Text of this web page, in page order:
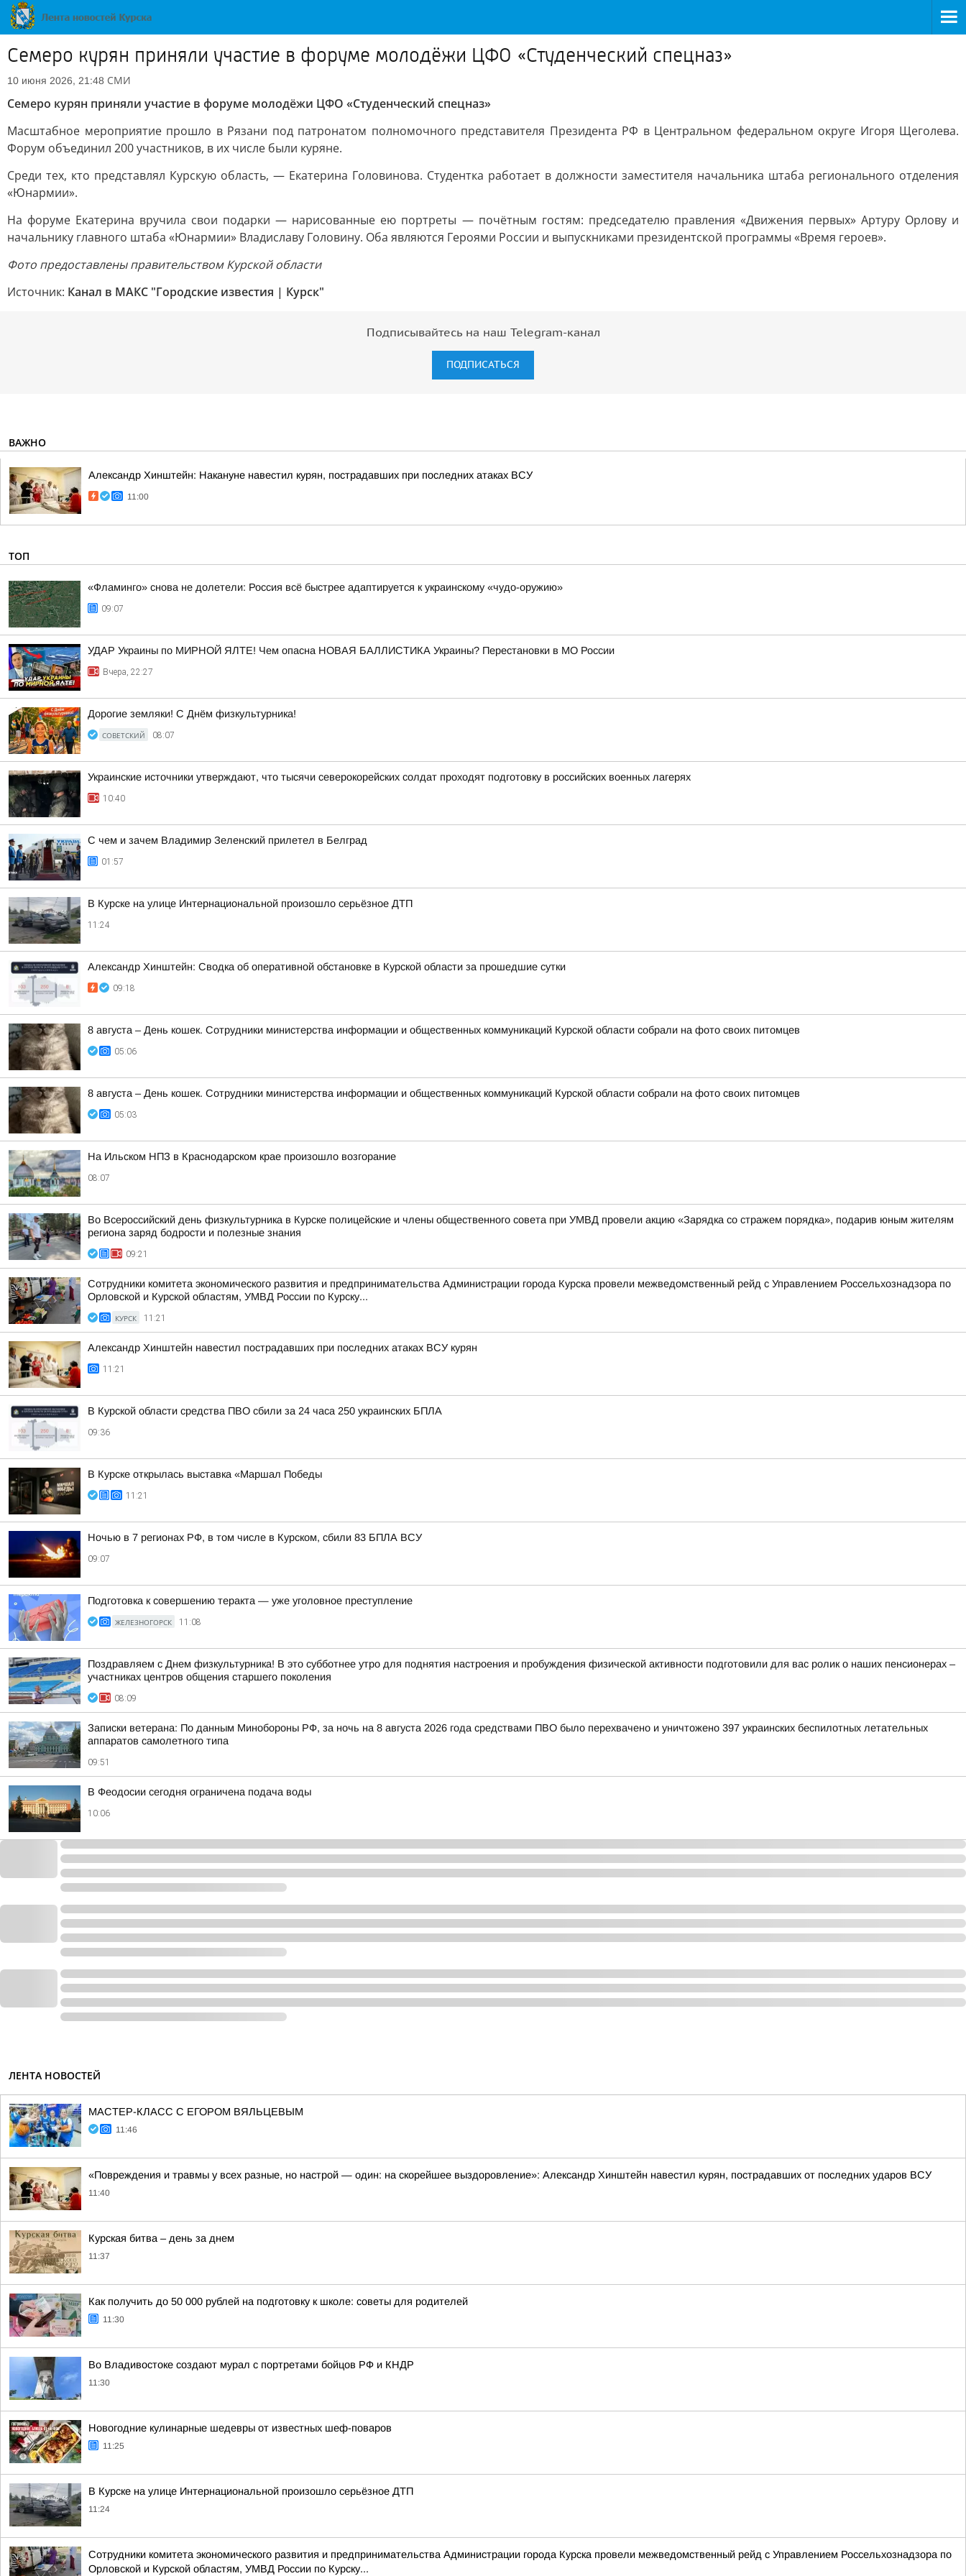
Семеро курян приняли участие в форуме молодёжи ЦФО «Студенческий спецназ»
10 июня 2026, 21:48 СМИ
Семеро курян приняли участие в форуме молодёжи ЦФО «Студенческий спецназ»
Масштабное мероприятие прошло в Рязани под патронатом полномочного представителя Президента РФ в Центральном федеральном округе Игоря Щеголева.
Форум объединил 200 участников, в их числе были куряне.
Среди тех, кто представлял Курскую область, — Екатерина Головинова. Студентка работает в должности заместителя начальника штаба регионального отделения
«Юнармии».
На форуме Екатерина вручила свои подарки — нарисованные ею портреты — почётным гостям: председателю правления «Движения первых» Артуру Орлову и
начальнику главного штаба «Юнармии» Владиславу Головину. Оба являются Героями России и выпускниками президентской программы «Время героев».
Фото предоставлены правительством Курской области
Источник: Канал в МАКС "Городские известия | Курск"
Подписывайтесь на наш Telegram-канал
ПОДПИСАТЬСЯ
ВАЖНО
Александр Хинштейн: Накануне навестил курян, пострадавших при последних атаках ВСУ
11:00
ТОП
«Фламинго» снова не долетели: Россия всё быстрее адаптируется к украинскому «чудо-оружию»
09:07
УДАР Украины по МИРНОЙ ЯЛТЕ! Чем опасна НОВАЯ БАЛЛИСТИКА Украины? Перестановки в МО России
Вчера, 22:27
Дорогие земляки! С Днём физкультурника!
СОВЕТСКИЙ 08:07
Украинские источники утверждают, что тысячи северокорейских солдат проходят подготовку в российских военных лагерях
10:40
С чем и зачем Владимир Зеленский прилетел в Белград
01:57
В Курске на улице Интернациональной произошло серьёзное ДТП
11:24
Александр Хинштейн: Сводка об оперативной обстановке в Курской области за прошедшие сутки
09:18
8 августа – День кошек. Сотрудники министерства информации и общественных коммуникаций Курской области собрали на фото своих питомцев
05:06
8 августа – День кошек. Сотрудники министерства информации и общественных коммуникаций Курской области собрали на фото своих питомцев
05:03
На Ильском НПЗ в Краснодарском крае произошло возгорание
08:07
Во Всероссийский день физкультурника в Курске полицейские и члены общественного совета при УМВД провели акцию «Зарядка со стражем порядка», подарив юным жителям
региона заряд бодрости и полезные знания
09:21
Сотрудники комитета экономического развития и предпринимательства Администрации города Курска провели межведомственный рейд с Управлением Россельхознадзора по
Орловской и Курской областям, УМВД России по Курску...
КУРСК 11:21
Александр Хинштейн навестил пострадавших при последних атаках ВСУ курян
11:21
В Курской области средства ПВО сбили за 24 часа 250 украинских БПЛА
09:36
В Курске открылась выставка «Маршал Победы
11:21
Ночью в 7 регионах РФ, в том числе в Курском, сбили 83 БПЛА ВСУ
09:07
Подготовка к совершению теракта — уже уголовное преступление
ЖЕЛЕЗНОГОРСК 11:08
Поздравляем с Днем физкультурника! В это субботнее утро для поднятия настроения и пробуждения физической активности подготовили для вас ролик о наших пенсионерах –
участниках центров общения старшего поколения
08:09
Записки ветерана: По данным Минобороны РФ, за ночь на 8 августа 2026 года средствами ПВО было перехвачено и уничтожено 397 украинских беспилотных летательных
аппаратов самолетного типа
09:51
В Феодосии сегодня ограничена подача воды
10:06
ЛЕНТА НОВОСТЕЙ
МАСТЕР-КЛАСС С ЕГОРОМ ВЯЛЬЦЕВЫМ
11:46
«Повреждения и травмы у всех разные, но настрой — один: на скорейшее выздоровление»: Александр Хинштейн навестил курян, пострадавших от последних ударов ВСУ
11:40
Курская битва – день за днем
11:37
Как получить до 50 000 рублей на подготовку к школе: советы для родителей
11:30
Во Владивостоке создают мурал с портретами бойцов РФ и КНДР
11:30
Новогодние кулинарные шедевры от известных шеф-поваров
11:25
В Курске на улице Интернациональной произошло серьёзное ДТП
11:24
Сотрудники комитета экономического развития и предпринимательства Администрации города Курска провели межведомственный рейд с Управлением Россельхознадзора по
Орловской и Курской областям, УМВД России по Курску...